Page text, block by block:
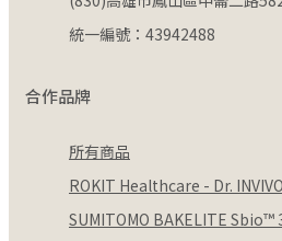
統一編號：43942488
合作品牌
所有商品
ROKIT Healthcare - Dr.
SUMITOMO BAKELITE Sbio™